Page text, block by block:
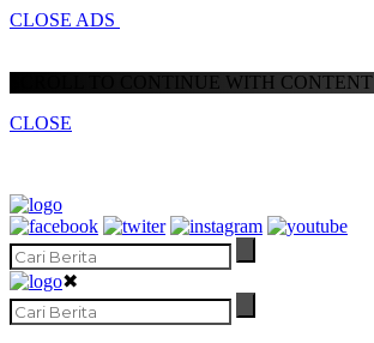
CLOSE ADS
SCROLL TO CONTINUE WITH CONTENT
CLOSE
✖